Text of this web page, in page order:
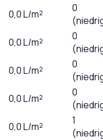
0,0L/m²
0
0,0L/m²
0
0,0L/m²
0
0,0L/m²
0
0,0L/m²
1